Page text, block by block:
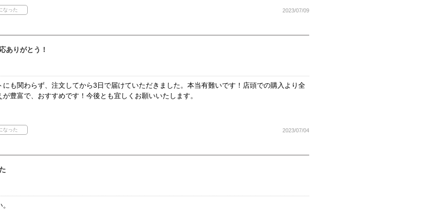
2023/07/09
ありがとう！
も関わらず、注文してから3日で届けていただきました。本当有難いです！店頭での購入より全
豊富で、おすすめです！今後とも宜しくお願いいたします。
2023/07/04